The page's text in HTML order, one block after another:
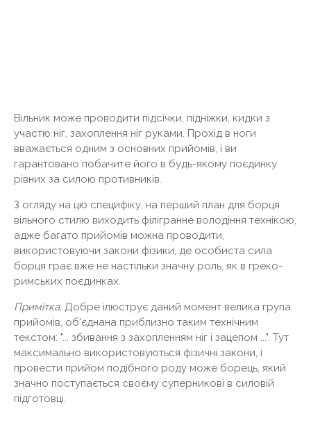
Вільник може проводити підсічки, підніжки, кидки з
участю ніг, захоплення ніг руками. Прохід в ноги
вважається одним з основних прийомів, і ви
гарантовано побачите його в будь-якому поєдинку
рівних за силою противників.
З огляду на цю специфіку, на перший план для борця
вільного стилю виходить філігранне володіння технікою,
адже багато прийомів можна проводити,
використовуючи закони фізики, де особиста сила
борця грає вже не настільки значну роль, як в греко-
римських поєдинках.
Примітка. Добре ілюструє даний момент велика група
прийомів, об'єднана приблизно таким технічним
текстом: "... збивання з захопленням ніг і зацепом ...". Тут
максимально використовуються фізичні закони, і
провести прийом подібного роду може борець, який
значно поступається своєму суперникові в силовій
підготовці.